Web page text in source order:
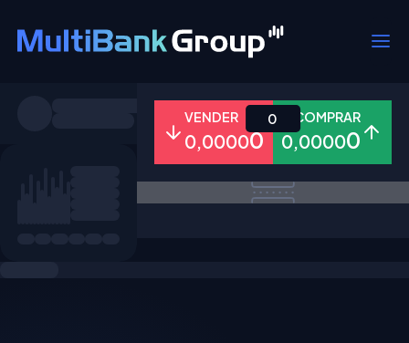
Todos Forex Metais Ações
VENDER
0,00000
COMPRAR
0,00000
0